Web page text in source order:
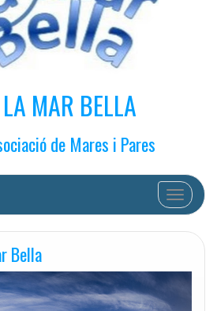
MAR BELLA
de Mares i Pares
Cambiar
Bella